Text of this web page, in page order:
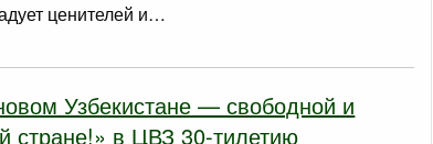
ценителей и…
Узбекистане — свободной и
стране!» в ЦВЗ 30-тилетию